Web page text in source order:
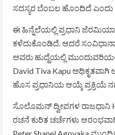
ಸದಸ್ಯರ ಬೆಂಬಲ ಹೊಂದಿದೆ ಎಂದು
ಈ ಹಿನ್ನೆಲೆಯಲ್ಲಿ ಪ್ರಧಾನಿ
ಕಳೆದುಕೊಂಡಿದೆ. ಆದರೆ
ಅವರು ಹುದ್ದೆಯಲ್ಲಿ
David Tiva Kapu ಅಧಿಕೃತವಾಗಿ
ಹೊಸ ಪ್ರಧಾನಿಯ ಆಯ್ಕೆ ಪ್ರಕ್ರಿಯೆ
ಸೊಲೊಮನ್ ದ್ವೀಪಗಳ ರಾಜಧಾನಿ
ರಚನೆ ಕುರಿತ ಚರ್ಚೆಗಳು
Peter Shanel Agovaka